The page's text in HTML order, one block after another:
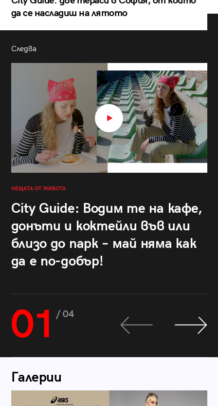
да се насладиш на лятото
Следва
НЕЩАТА ОТ ЖИВОТА
City Guide: Водим те на кафе,
донъти и коктейли във или
близо до парк – май няма как
да е по-добър!
01 / 04
Галерии